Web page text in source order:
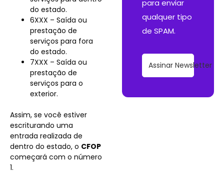
do estado.
6XXX – Saída ou
prestação de
serviços para fora
do estado.
7XXX – Saída ou
prestação de
serviços para o
exterior.
Assim, se você estiver
escriturando uma
entrada realizada de
dentro do estado, o CFOP
começará com o número
1.
para enviar
qualquer tipo
de SPAM.
Assinar Newsletter